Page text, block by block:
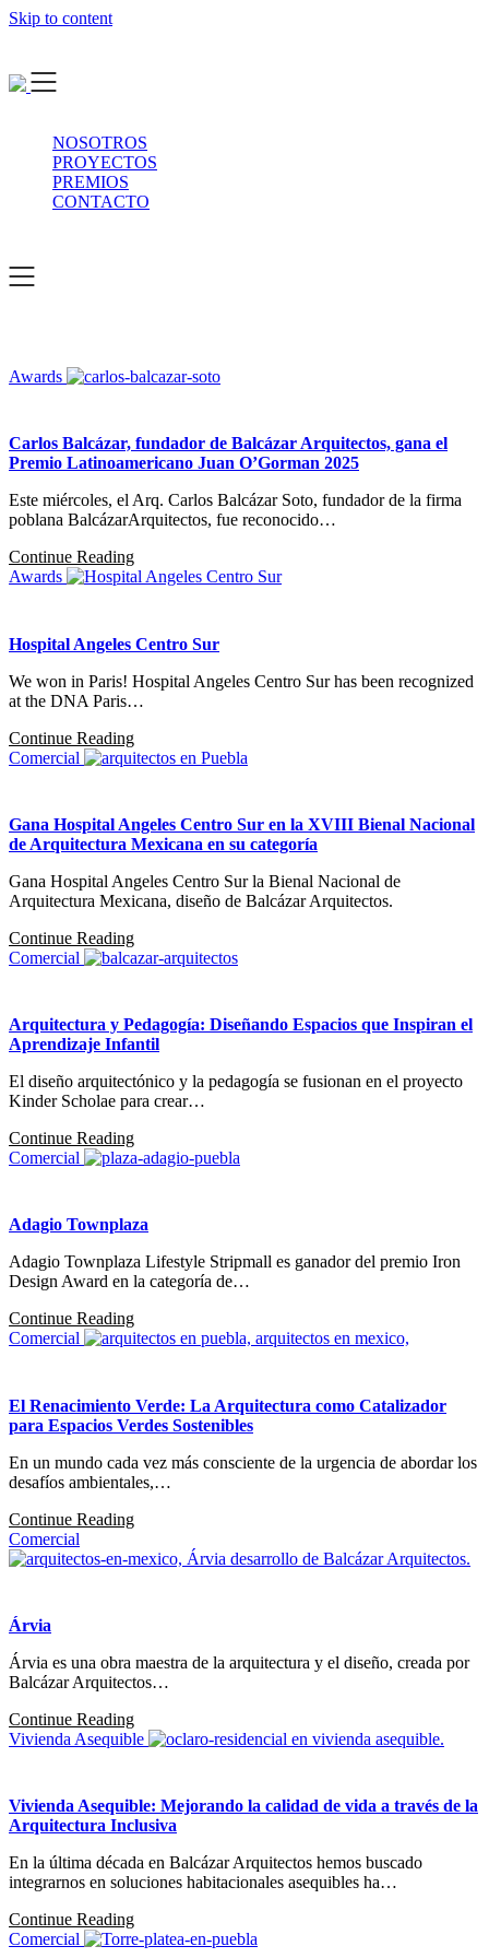
Skip to content
NOSOTROS
PROYECTOS
PREMIOS
CONTACTO
Awards
Carlos Balcázar, fundador de Balcázar Arquitectos, gana el
Premio Latinoamericano Juan O’Gorman 2025
Este miércoles, el Arq. Carlos Balcázar Soto, fundador de la firma
poblana BalcázarArquitectos, fue reconocido…
Continue Reading
Awards
Hospital Angeles Centro Sur
We won in Paris! Hospital Angeles Centro Sur has been recognized
at the DNA Paris…
Continue Reading
Comercial
Gana Hospital Angeles Centro Sur en la XVIII Bienal Nacional
de Arquitectura Mexicana en su categoría
Gana Hospital Angeles Centro Sur la Bienal Nacional de
Arquitectura Mexicana, diseño de Balcázar Arquitectos.
Continue Reading
Comercial
Arquitectura y Pedagogía: Diseñando Espacios que Inspiran el
Aprendizaje Infantil
El diseño arquitectónico y la pedagogía se fusionan en el proyecto
Kinder Scholae para crear…
Continue Reading
Comercial
Adagio Townplaza
Adagio Townplaza Lifestyle Stripmall es ganador del premio Iron
Design Award en la categoría de…
Continue Reading
Comercial
El Renacimiento Verde: La Arquitectura como Catalizador
para Espacios Verdes Sostenibles
En un mundo cada vez más consciente de la urgencia de abordar los
desafíos ambientales,…
Continue Reading
Comercial
Árvia
Árvia es una obra maestra de la arquitectura y el diseño, creada por
Balcázar Arquitectos…
Continue Reading
Vivienda Asequible
Vivienda Asequible: Mejorando la calidad de vida a través de la
Arquitectura Inclusiva
En la última década en Balcázar Arquitectos hemos buscado
integrarnos en soluciones habitacionales asequibles ha…
Continue Reading
Comercial